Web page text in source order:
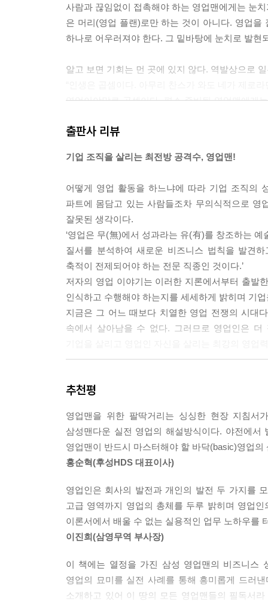
20 너희가 SNS를 알아
: 영업에 소셜 네트워크 서비스를 장착하라
21 영업에서 필요한 건 뭐 바로 킬패스!
22 구도보고 서면보고 다 하면 안 되겠니
23 영업대첩, 내 이름은 세일즈맨
24 생각을 달리하면 성과가 보인다
25 상도는 있다
26 영업관리, 현장에 답이 있다
: 찾아가는 서비스로 영업력을 극대화하라
Chapter 3 업그레이드 영업맨, 꼭 알아야 할 여신
27 비지떡은 싸다
: 물류 개선 활동의 핵심은 물류 체질 개선이다
28 이게 바로 돈이다 Ⅰ
: 물류관리의 혁신 활동에 적극적으로 참여하라
29 이게 바로 돈이다 Ⅱ
: 물류비관리를 시스템화하라
: 글로벌 영업맨, 무역구제 제도를 숙지하라
32 무역거래 수금이 어렵다고
: 무역거래의 상황별 대금결제 방식을 이해하라
33 그냥 주니까 받아 왔습니다
: 부실어음을 경계하라
: 여신관리에 만전을 기하라
35 사람 잡는 ‘설마’
: ‘설마’는 부실을 부르는 암적인 존재다
36 부실부도, 냄새를 맡아라
37 담보권을 아세요
: 경매에 의한 담보권을 실행하라
사람과 끊임없이 접촉해야 하는 영업맨에게는 눈
은 머리(영업 플랜)로만 하는 것이 아니다. 영업
하나로 어우러져야 한다. 그 밑바탕에 눈치로 발현
알고 보면 기회는 먼 곳에 있지 않다. 역발상으로
영업이야말로 곱셈이다. 평소 준비된 영업맨에게
이 ‘설마’가 나 잡을 수도 있는 것이다. 일의 심각
‘설마’ 때문이다.
---p.232
출판사 리뷰
기업 조직을 살리는 최전방 공격수, 영업맨!
어떻게 영업 활동을 하느냐에 따라 기업 조직의
파트에 몸담고 있는 사람들조차 무의식적으로
잘못된 생각이다.
‘영업은 무(無)에서 성과라는 유(有)를 창조하는
질서를 분석하여 새로운 비즈니스 법칙을 발견
축적이 전제되어야 하는 전문 직종인 것이다.’
저자의 영업 이야기는 이러한 지론에서부터 출발
인식하고 수행해야 하는지를 세세하게 밝히며 기
지금은 그 어느 때보다 치열한 영업 전쟁의 시대
속에서 살아남을 수 없다. 그러므로 영업인은
영업 노하우를 영업의 속성, 고객의 속성과 연계
핵심을 읽는 재미와 더불어 족집게처럼 짚어준다.
특별히 이 책은 영업에 관한 학문적 접근보다는
선진 사례들을 중심축으로 하고 있다. 즉, 고객
풍부하게 곁들이며 영업 담당자가 반드시 알아
영업력을 구축하고 운영하는 데에서 일반적으로
하였다.
이 책은 총 3장에 걸쳐 영업력 극대화를 위한 영업
1장에서는 진정한 영업의 의미를 풀이하며 영업
추천평
영업맨을 위한 팔딱거리는 싱싱한 현장 지침서
삼성맨다운 실전 영업의 해설방식이다. 야전에
영업맨이 반드시 마스터해야 할 바닥(basic)영업의
홍순혁(후성HDS 대표이사)
영업인은 회사의 발전과 개인의 발전 두 가지를
고급 영역까지 영업의 총체를 두루 밝히며 영업
이론서에서 배울 수 없는 실용적인 업무 노하우를
이진희(삼영무역 부사장)
이 책에는 열정을 가진 삼성 영업맨의 비즈니스
영업의 묘미를 실전 사례를 통해 흥미롭게 드러
소개하고 있어 이 땅의 모든 영업맨들의 필독서